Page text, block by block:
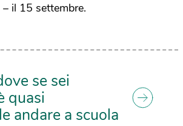
il 15 settembre.
se sei
quasi
andare a scuola